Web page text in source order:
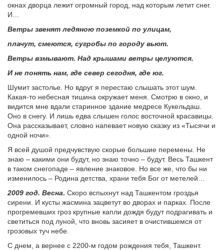
окнах дворца лежит огромный город, над которым летит снег.
И…
Ветры звенят ледяною поземкой по улицам,
плачут, смеются, сугробы по городу вьют.
Ветры взмывают. Над крышами ветры целуются.
И не понять нам, где север сегодня, где юг.
Шумит застолье. Но вдруг я перестаю слышать этот шум.
Какая-то небесная тишина окружает меня. Смотрю в окно, и
видится мне вдали старинное здание медресе Кукельдаш.
Оно в снегу. И лишь едва слышен голос восточной красавицы.
Она рассказывает, словно напевает новую сказку из «Тысячи и
одной ночи».
Я всей душой предчувствую скорые большие перемены. Не
знаю – какими они будут, но знаю точно – будут. Весь Ташкент
в таком снегопаде – явление знаковое. Но все же, что бы ни
изменилось – Родина детства, храни тебя Бог от метелей…
2009 год. Весна. Скоро вспыхнут над Ташкентом гроздья
сирени. И кусты жасмина зацветут во дворах и парках. После
прогремевших гроз крупные капли дождя будут подрагивать и
светиться под луной, что вновь засияет в очистившемся от
грозовых туч небе.
С днем, а вернее с 2200-м годом рождения тебя, Ташкент.